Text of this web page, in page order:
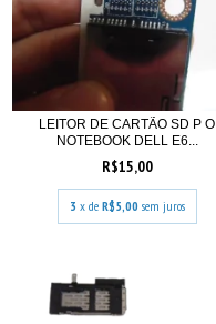
LEITOR DE CARTÃO SD P O
NOTEBOOK DELL E6...
R$15,00
3 x de R$5,00 sem juros